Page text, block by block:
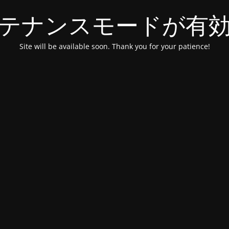
ナンスモードが有
Site will be available soon. Thank you for your patience!